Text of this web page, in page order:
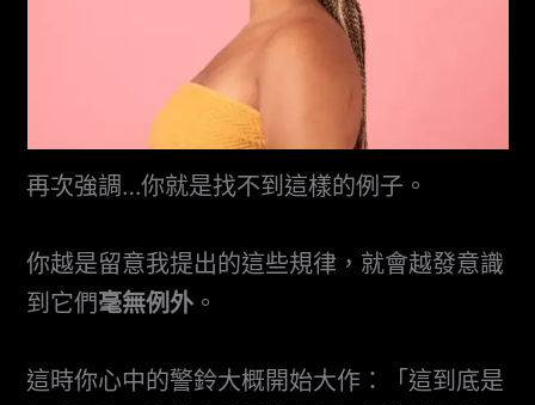
再次強調…你就是找不到這樣的例子。
你越是留意我提出的這些規律，就會越發意識
到它們毫無例外 。
這時你心中的警鈴大概開始大作：「這到底是